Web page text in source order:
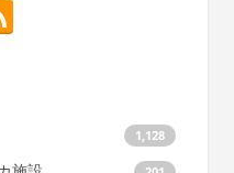
1,128